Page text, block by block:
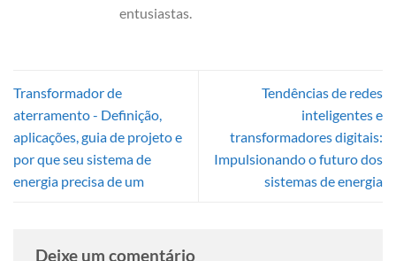
entusiastas.
Transformador de
aterramento - Definição,
aplicações, guia de projeto e
por que seu sistema de
energia precisa de um
Tendências de redes
inteligentes e
transformadores digitais:
Impulsionando o futuro dos
sistemas de energia
Deixe um comentário